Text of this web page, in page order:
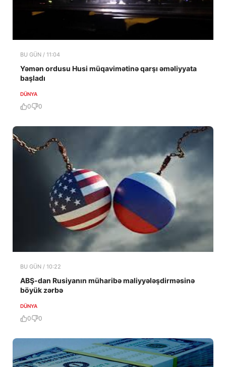
BU GÜN / 11:04
Yəmən ordusu Husi müqavimətinə qarşı əməliyyata
başladı
DÜNYA
0 0
BU GÜN / 10:22
ABŞ-dan Rusiyanın müharibə maliyyələşdirməsinə
böyük zərbə
DÜNYA
0 0